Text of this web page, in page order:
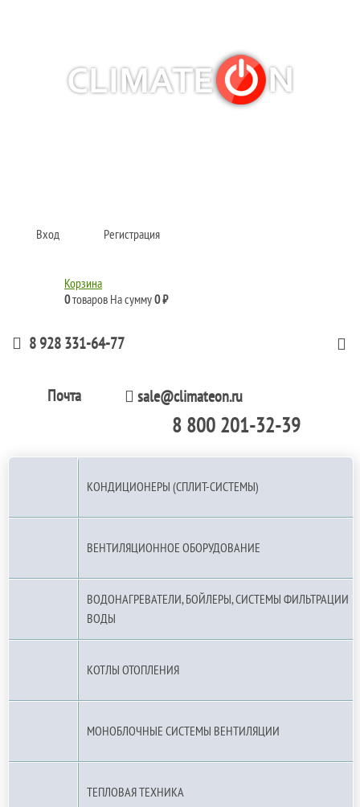
Вход Регистрация
Корзина
0товаров На сумму0 ₽
8 928 331-64-77
Почта sale@climateon.ru
8 800 201-32-39
КОНДИЦИОНЕРЫ (СПЛИТ-СИСТЕМЫ)
ВЕНТИЛЯЦИОННОЕ ОБОРУДОВАНИЕ
ВОДОНАГРЕВАТЕЛИ, БОЙЛЕРЫ, СИСТЕМЫ ФИЛЬТРАЦИИ
ВОДЫ
КОТЛЫ ОТОПЛЕНИЯ
МОНОБЛОЧНЫЕ СИСТЕМЫ ВЕНТИЛЯЦИИ
ТЕПЛОВАЯ ТЕХНИКА